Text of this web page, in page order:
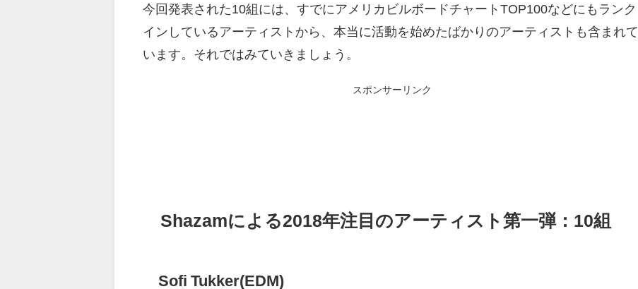
今回発表された10組には、すでにアメリカビルボードチャートTOP100などにもランク
インしているアーティストから、本当に活動を始めたばかりのアーティストも含まれて
います。それではみていきましょう。
スポンサーリンク
Shazamによる2018年注目のアーティスト第一弾：10組
Sofi Tukker(EDM)